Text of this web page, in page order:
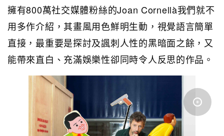
擁有800萬社交媒體粉絲的Joan Cornellà我們就不
用多作介紹，其畫風用色鮮明生動，視覺語言簡單
直接，最重要是探討及諷刺人性的黑暗面之餘，又
能帶來直白、充滿娛樂性卻同時令人反思的作品。